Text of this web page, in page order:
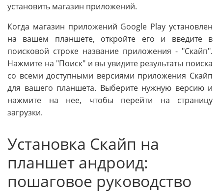
установить магазин приложений.
Когда магазин приложений Google Play установлен
на вашем планшете, откройте его и введите в
поисковой строке название приложения - "Скайп".
Нажмите на "Поиск" и вы увидите результаты поиска
со всеми доступными версиями приложения Скайп
для вашего планшета. Выберите нужную версию и
нажмите на нее, чтобы перейти на страницу
загрузки.
Установка Скайп на
планшет андроид:
пошаговое руководство